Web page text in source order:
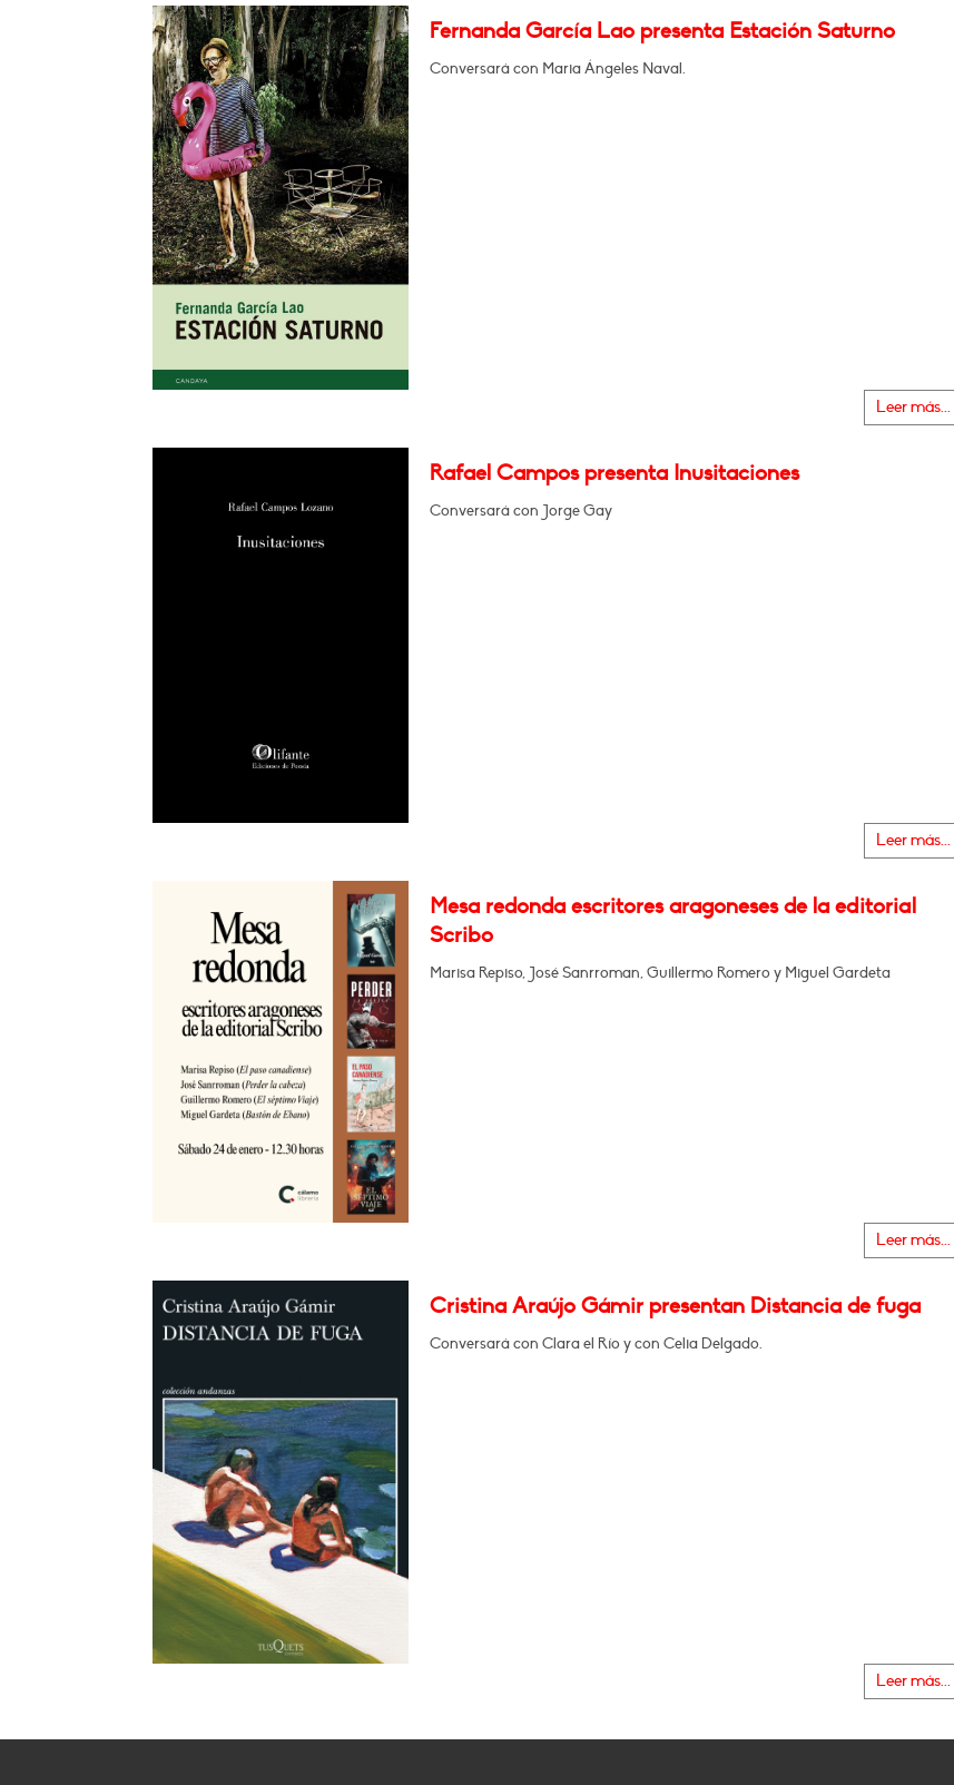
Fernanda García Lao presenta Estación Saturno
Conversará con Maria Ángeles Naval.
Leer más...
Rafael Campos presenta Inusitaciones
Conversará con Jorge Gay
Leer más...
Mesa redonda escritores aragoneses de la editorial
Scribo
Marisa Repiso, José Sanrroman, Guillermo Romero y Miguel Gardeta
Leer más...
Cristina Araújo Gámir presentan Distancia de fuga
Conversará con Clara el Río y con Celia Delgado.
Leer más...